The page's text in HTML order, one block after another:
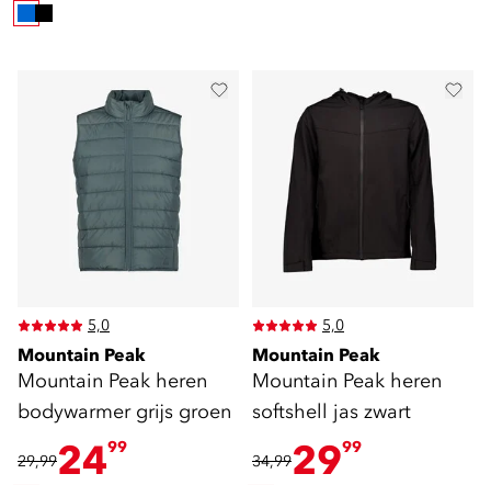
5,0
Mountain Peak
Mountain Peak heren
bodywarmer grijs groen
29,992499
5,0
Mountain Peak
Mountain Peak heren
softshell jas zwart
34,992999